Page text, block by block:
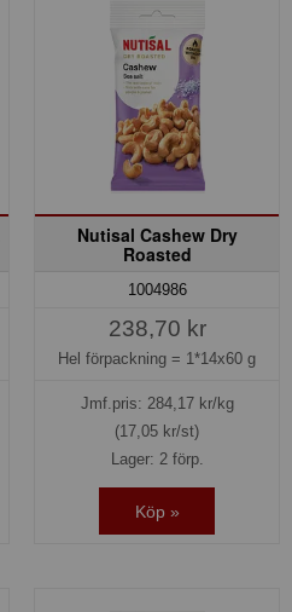
Nutisal Cashew Dry
Roasted
1004986
238,70 kr
Hel förpackning = 1*14x60 g
Jmf.pris: 284,17kr/kg
(17,05 kr/st)
Lager: 2 förp.
Köp »